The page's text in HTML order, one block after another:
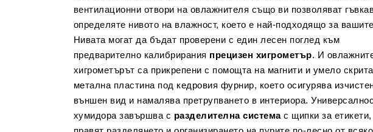
вентилационни отвори на овлажнителя също ви позволяват
определяте нивото на влажност, което е най-подходящо за
Нивата могат да бъдат проверени с един лесен поглед към
предварително калибрирания прецизен хигрометър. И
хигрометърът са прикрепени с помощта на магнити и умело скрита
метална пластина под кедровия фурнир, което осигурява
външен вид и намалява претрупването в интериора.
хумидора завършва с разделителна системас щипки за етикети,